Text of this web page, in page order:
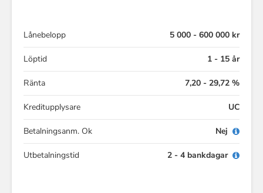
Lånebelopp 5 000 - 600 000 kr
Löptid 1 - 15 år
Ränta 7,20 - 29,72 %
Kreditupplysare UC
Betalningsanm. Ok Nej
Utbetalningstid 2 - 4 bankdagar